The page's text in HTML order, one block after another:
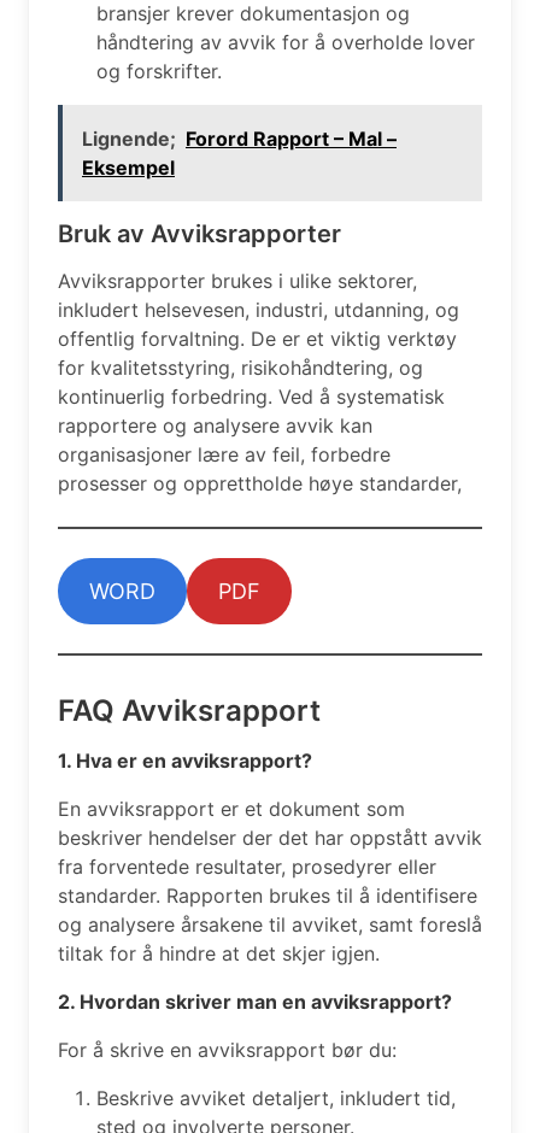
bransjer krever dokumentasjon og
håndtering av avvik for å overholde lover
og forskrifter.
Lignende; Forord Rapport – Mal –
Eksempel
Bruk av Avviksrapporter
Avviksrapporter brukes i ulike sektorer,
inkludert helsevesen, industri, utdanning, og
offentlig forvaltning. De er et viktig verktøy
for kvalitetsstyring, risikohåndtering, og
kontinuerlig forbedring. Ved å systematisk
rapportere og analysere avvik kan
organisasjoner lære av feil, forbedre
prosesser og opprettholde høye standarder,
WORD PDF
FAQ Avviksrapport
1. Hva er en avviksrapport?
En avviksrapport er et dokument som
beskriver hendelser der det har oppstått avvik
fra forventede resultater, prosedyrer eller
standarder. Rapporten brukes til å identifisere
og analysere årsakene til avviket, samt foreslå
tiltak for å hindre at det skjer igjen.
2. Hvordan skriver man en avviksrapport?
For å skrive en avviksrapport bør du:
Beskrive avviket detaljert, inkludert tid,
sted og involverte personer.